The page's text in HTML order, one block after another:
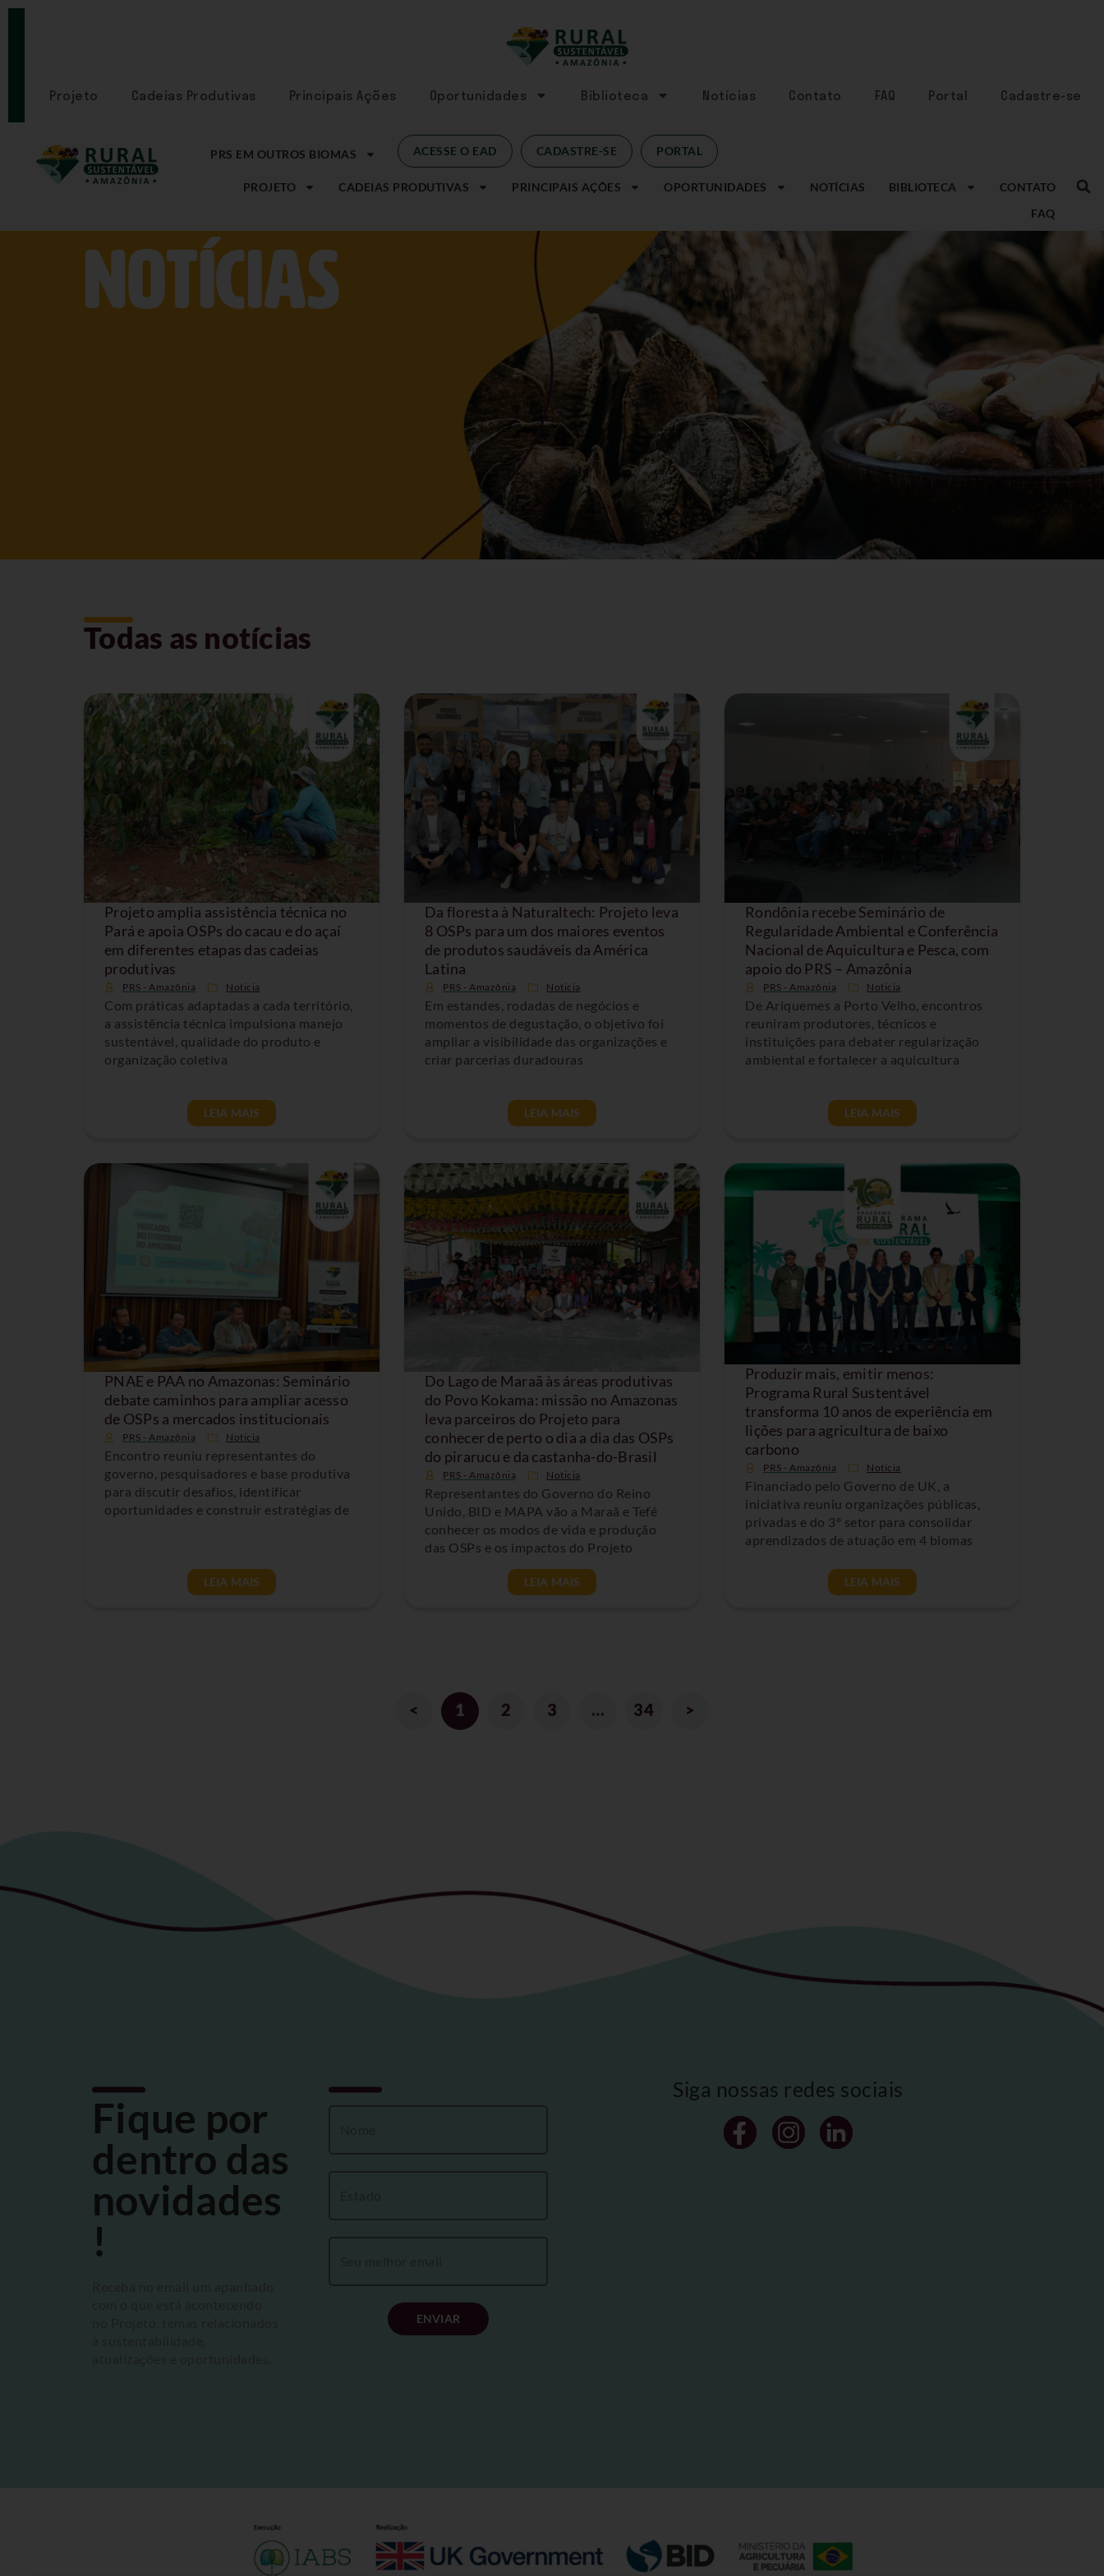
SE
Projeto Cadeias Produtivas Principais Ações Oportunidades Biblioteca Notícias Contato FAQ Portal Cadastre-se
PRS EM OUTROS BIOMAS ACESSE O EAD CADASTRE-SE PORTAL
PROJETO CADEIAS PRODUTIVAS PRINCIPAIS AÇÕES OPORTUNIDADES NOTÍCIAS BIBLIOTECA
CONTATO
FAQ
NOtícias
Todas as notícias
Projeto amplia assistência técnica no
Pará e apoia OSPs do cacau e do açaí
em diferentes etapas das cadeias
produtivas
PRS - Amazônia Noticia
Com práticas adaptadas a cada território,
a assistência técnica impulsiona manejo
sustentável, qualidade do produto e
organização coletiva
LEIA MAIS
Da floresta à Naturaltech: Projeto leva
8 OSPs para um dos maiores eventos
de produtos saudáveis da América
Latina
PRS - Amazônia Noticia
Em estandes, rodadas de negócios e
momentos de degustação, o objetivo foi
ampliar a visibilidade das organizações e
criar parcerias duradouras
LEIA MAIS
Rondônia recebe Seminário de
Regularidade Ambiental e Conferência
Nacional de Aquicultura e Pesca, com
apoio do PRS – Amazônia
PRS - Amazônia Noticia
De Ariquemes a Porto Velho, encontros
reuniram produtores, técnicos e
instituições para debater regularização
ambiental e fortalecer a aquicultura
LEIA MAIS
PNAE e PAA no Amazonas: Seminário
debate caminhos para ampliar acesso
de OSPs a mercados institucionais
PRS - Amazônia Noticia
Encontro reuniu representantes do
governo, pesquisadores e base produtiva
para discutir desafios, identificar
oportunidades e construir estratégias de
LEIA MAIS
Do Lago de Maraã às áreas produtivas
do Povo Kokama: missão no Amazonas
leva parceiros do Projeto para
conhecer de perto o dia a dia das OSPs
do pirarucu e da castanha-do-Brasil
PRS - Amazônia Noticia
Representantes do Governo do Reino
Unido, BID e MAPA vão a Maraã e Tefé
conhecer os modos de vida e produção
das OSPs e os impactos do Projeto
LEIA MAIS
Produzir mais, emitir menos:
Programa Rural Sustentável
transforma 10 anos de experiência em
lições para agricultura de baixo
carbono
PRS - Amazônia Noticia
Financiado pelo Governo de UK, a
iniciativa reuniu organizações públicas,
privadas e do 3º setor para consolidar
aprendizados de atuação em 4 biomas
LEIA MAIS
< 1 2 3 … 34 >
Fique por
dentro das
novidades
!
ENVIAR
Siga nossas redes sociais